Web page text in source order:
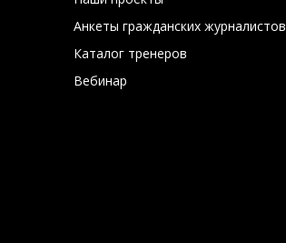
Анкеты гражданских журналистов
Каталог тренеров
Вебинар